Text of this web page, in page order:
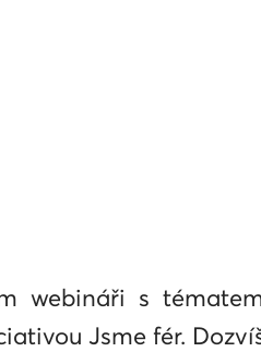
webináři s
Jsme fér.